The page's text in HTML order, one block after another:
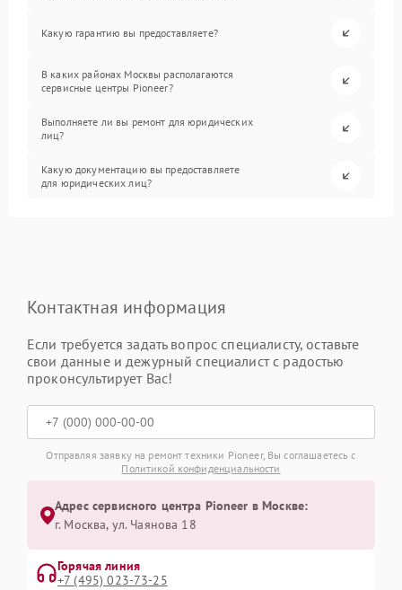
Какую гарантию вы предоставляете?
В каких районах Москвы располагаются
сервисные центры Pioneer?
Выполняете ли вы ремонт для юридических
лиц?
Какую документацию вы предоставляете
для юридических лиц?
Контактная информация
Если требуется задать вопрос специалисту, оставьте
свои данные и дежурный специалист с радостью
проконсультирует Вас!
Отправляя заявку на ремонт техники Pioneer, Вы соглашаетесь с
Политикой конфиденциальности
Адрес сервисного центра Pioneer в Москве:
г. Москва, ул. Чаянова 18
Горячая линия
+7 (495) 023-73-25